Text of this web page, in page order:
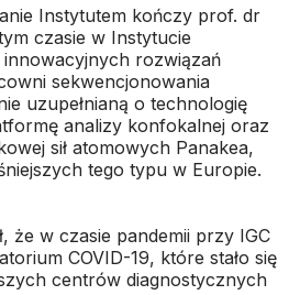
Instytutem kończy prof. dr
czasie w Instytucie
rozwiązań
sekwencjonowania
uzupełnianą o technologię
analizy konfokalnej oraz
sił atomowych Panakea,
tego typu w Europie.
że w czasie pandemii przy IGC
COVID-19, które stało się
centrów diagnostycznych